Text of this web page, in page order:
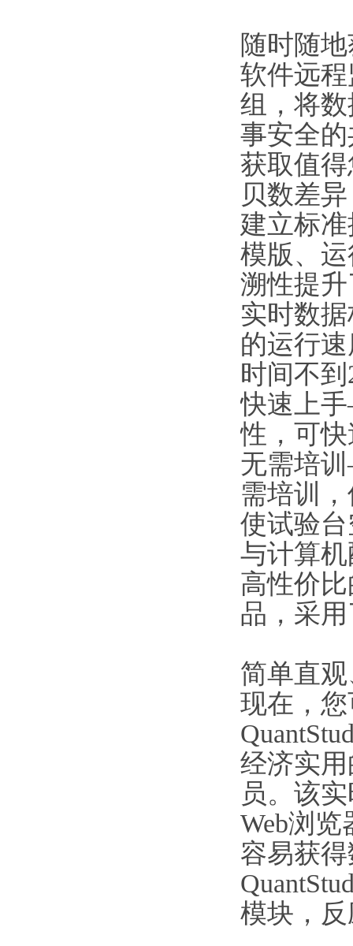
随时随
软件远
组，将
事安全
获取值
贝数差
建立标
模版、
溯性提
实时数
的运行
时间不
快速上
性，可
无需培
需培训
使试验
与计算
高性价
品，采
简单直
现在，您
经济实
员。该
Web浏览
容易获
模块，